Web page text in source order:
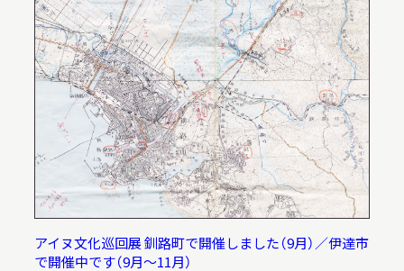
アイヌ文化巡回展 釧路町で開催しました（9月）／伊達市
で開催中です（9月～11月）